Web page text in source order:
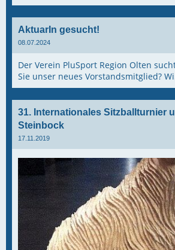
AktuarIn gesucht!
08.07.2024
Der Verein PluSport Region Olten
Sie unser neues Vorstandsmitglied?
31. Internationales Sitzballturnier
Steinbock
17.11.2019